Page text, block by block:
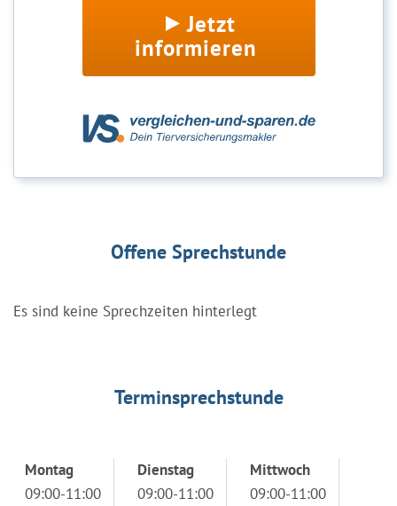
Jetzt
informieren
Offene Sprechstunde
Es sind keine Sprechzeiten hinterlegt
Terminsprechstunde
Montag
09:00-11:00
Dienstag
09:00-11:00
Mittwoch
09:00-11:00